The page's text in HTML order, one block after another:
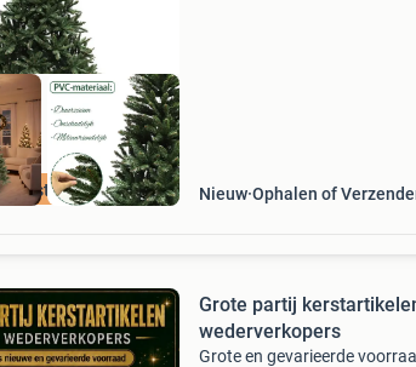
beste prijs Nieuw Ophalen of
Grote partij
wederverkopers
Grote en gevarieerde